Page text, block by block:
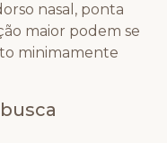
nasal, ponta
maior podem se
minimamente